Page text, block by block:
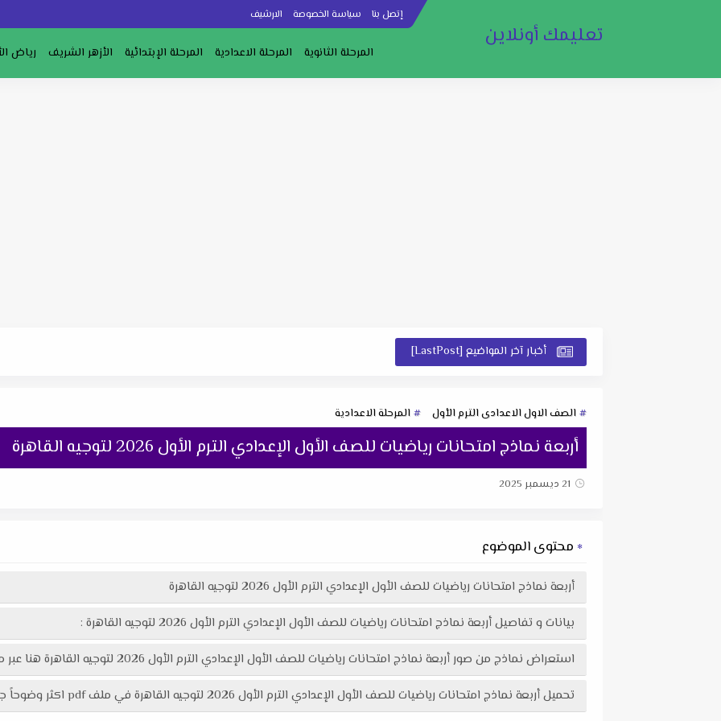
إتصل بنا سياسة الخصوصة الارشيف
تعليمك أونلاين
المرحلة الثانوية المرحلة الاعدادية المرحلة الإبتدائية الأزهر الشريف رياض
أخبار آخر المواضيع [LastPost]
الصف الاول الاعدادى الترم الأول المرحلة الاعدادية
أربعة نماذج امتحانات رياضيات للصف الأول الإعدادي الترم الأول 2026 لتوجيه القاهرة
21 ديسمبر 2025
محتوى الموضوع
أربعة نماذج امتحانات رياضيات للصف الأول الإعدادي الترم الأول 2026 لتوجيه القاهرة
بيانات و تفاصيل أربعة نماذج امتحانات رياضيات للصف الأول الإعدادي الترم الأول 2026 لتوجيه القاهرة :
استعراض نماذج من صور أربعة نماذج امتحانات رياضيات للصف الأول الإعدادي الترم الأول 2026 لتوجيه القاهرة هنا عبر موقعنا "تعليمك أونلاين"
تحميل أربعة نماذج امتحانات رياضيات للصف الأول الإعدادي الترم الأول 2026 لتوجيه القاهرة في ملف pdf اكثر وضوحاً جاهز للطباعة عبر الرابط التالي :